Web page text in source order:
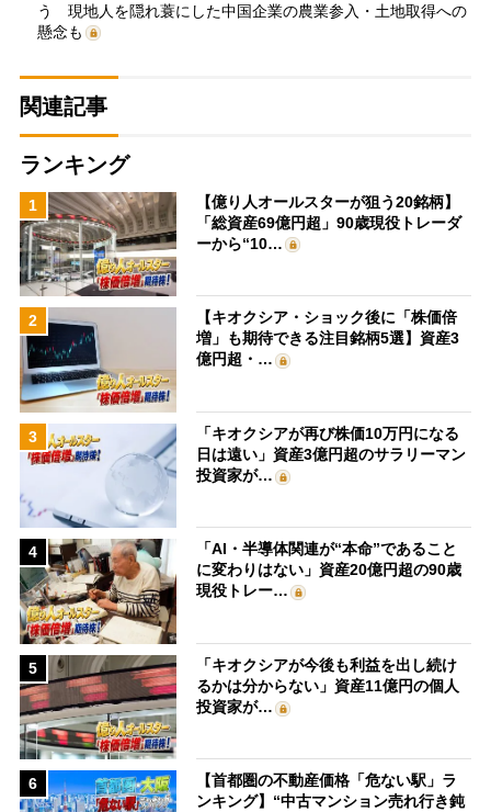
う 現地人を隠れ蓑にした中国企業の農業参入・土地取得への
懸念も
関連記事
ランキング
1
【億り人オールスターが狙う20銘柄】
「総資産69億円超」90歳現役トレーダ
ーから“10…
2
【キオクシア・ショック後に「株価倍
増」も期待できる注目銘柄5選】資産3
億円超・…
3
「キオクシアが再び株価10万円になる
日は遠い」資産3億円超のサラリーマン
投資家が…
4
「AI・半導体関連が“本命”であること
に変わりはない」資産20億円超の90歳
現役トレー…
5
「キオクシアが今後も利益を出し続け
るかは分からない」資産11億円の個人
投資家が…
6
【首都圏の不動産価格「危ない駅」ラ
ンキング】“中古マンション売れ行き鈍